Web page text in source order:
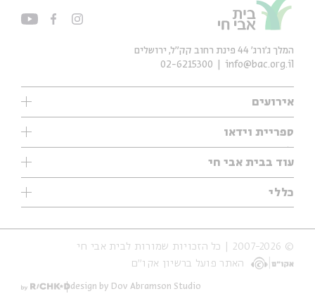
אירועים
עיון
אנגלית
נוער
סדרות
אירועי עבר
אירועים בירושלים
ספריית וידאו
ילדים
מוזיקה
עיון
מיוחדים
עוד בבית אבי חי
תערוכות
מיוחדים
כללי
אודות
הצהרת נגישות
תנאי שימוש והצהרת פרטיות
המלך ג'ורג' 44 פינת רחוב קק״ל, ירושלים
info@bac.org.il
02-6215300
© 2007-2026 | כל הזכויות שמורות לבית אבי חי
האתר פועל ברשיון אקו״ם
design by Dov Abramson Studio